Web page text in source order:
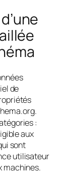
de
:
aux
sont
utilisateur
machines.